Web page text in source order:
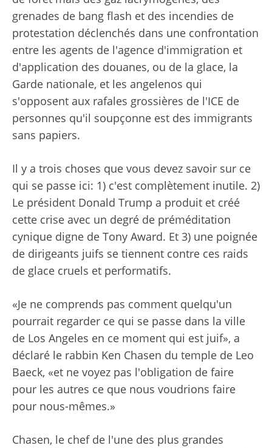
grenades de bang flash et des incendies de
protestation déclenchés dans une confrontation
entre les agents de l'agence d'immigration et
d'application des douanes, ou de la glace, la
Garde nationale, et les angelenos qui
s'opposent aux rafales grossières de l'ICE de
personnes qu'il soupçonne est des immigrants
sans papiers.
Il y a trois choses que vous devez savoir sur ce
qui se passe ici: 1) c'est complètement inutile. 2)
Le président Donald Trump a produit et créé
cette crise avec un degré de préméditation
cynique digne de Tony Award. Et 3) une poignée
de dirigeants juifs se tiennent contre ces raids
de glace cruels et performatifs.
«Je ne comprends pas comment quelqu'un
pourrait regarder ce qui se passe dans la ville
de Los Angeles en ce moment qui est juif», a
déclaré le rabbin Ken Chasen du temple de Leo
Baeck, «et ne voyez pas l'obligation de faire
pour les autres ce que nous voudrions faire
pour nous-mêmes.»
Chasen, le chef de l'une des plus grandes